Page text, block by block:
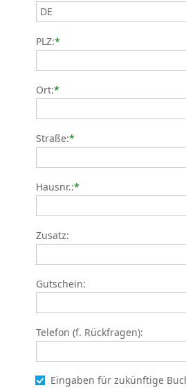
PLZ:*
Ort:*
Straße:*
Hausnr.:*
Zusatz:
Gutschein:
Telefon (f. Rückfragen):
Eingaben für zukünftige